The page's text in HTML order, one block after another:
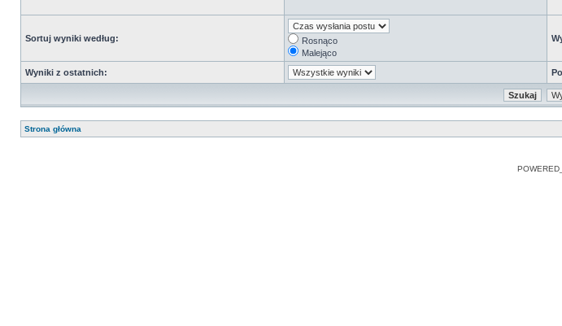
Sortuj wyniki według:
Rosnąco
Malejąco
Wyniki z ostatnich:
Strona główna